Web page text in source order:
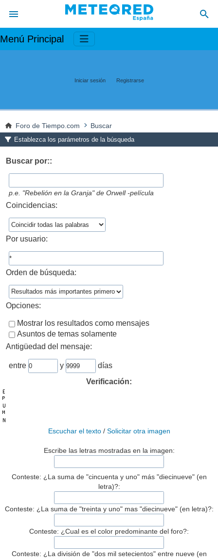
Menú Principal
Iniciar sesión Registrarse
Foro de Tiempo.com Buscar
Establezca los parámetros de la búsqueda
Buscar por::
p.e. "Rebelión en la Granja" de Orwell -película
Coincidencias:
Por usuario:
Orden de búsqueda:
Opciones:
Mostrar los resultados como mensajes
Asuntos de temas solamente
Antigüedad del mensaje:
entre y
días
Verificación:
Escuchar el texto/ Solicitar otra imagen
Escribe las letras mostradas en la imagen:
Conteste: ¿La suma de "cincuenta y uno" más "diecinueve" (en
letra)?:
Conteste: ¿La suma de "treinta y uno" mas "diecinueve" (en letra)?:
Conteste: ¿Cual es el color predominante del foro?:
Conteste: ¿La división de "dos mil setecientos" entre nueve (en